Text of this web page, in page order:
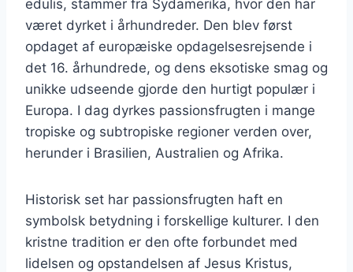
edulis, stammer fra Sydamerika, hvor den har
været dyrket i århundreder. Den blev først
opdaget af europæiske opdagelsesrejsende i
det 16. århundrede, og dens eksotiske smag og
unikke udseende gjorde den hurtigt populær i
Europa. I dag dyrkes passionsfrugten i mange
tropiske og subtropiske regioner verden over,
herunder i Brasilien, Australien og Afrika.
Historisk set har passionsfrugten haft en
symbolsk betydning i forskellige kulturer. I den
kristne tradition er den ofte forbundet med
lidelsen og opstandelsen af Jesus Kristus,